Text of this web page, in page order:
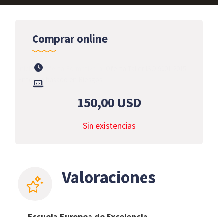
Comprar online
150,00USD
Sin existencias
Inicio
Enfoque basado en Riesgos
Valoraciones